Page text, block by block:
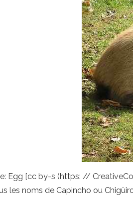
Egg [cc by-s (https: //
les noms de Capincho ou